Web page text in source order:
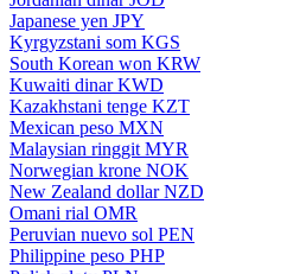
Japanese yen JPY
Kyrgyzstani som KGS
South Korean won KRW
Kuwaiti dinar KWD
Kazakhstani tenge KZT
Mexican peso MXN
Malaysian ringgit MYR
Norwegian krone NOK
New Zealand dollar NZD
Omani rial OMR
Peruvian nuevo sol PEN
Philippine peso PHP